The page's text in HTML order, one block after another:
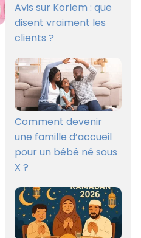
Avis sur Korlem : que
disent vraiment les
clients ?
Comment devenir
une famille d’accueil
pour un bébé né sous
X ?